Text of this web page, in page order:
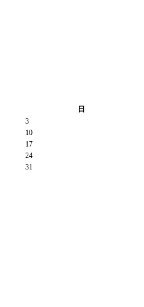
日
3
10
17
24
31